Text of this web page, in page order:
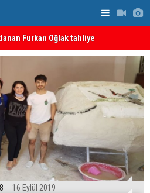
Furkan Oğlak tahliye
16 Eylül 2019